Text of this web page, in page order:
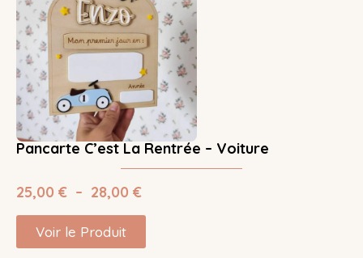
Pancarte C’est La Rentrée – Voiture
25,00 € – 28,00 €
Voir le Produit